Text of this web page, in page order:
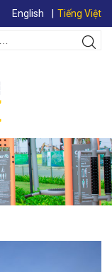
English Tiếng Việt
Tìm